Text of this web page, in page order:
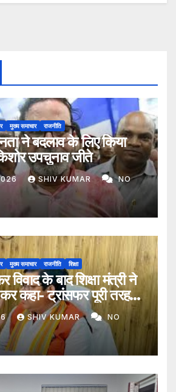
मुख्य समाचार राजनीति
ने बदलाव के लिए किया
उपचुनाव जीते
SHIV KUMAR NO
मुख्य समाचार राजनीति शिक्षा
विवाद के बाद शिक्षा मंत्री ने
कहा- ट्रांसफर पूरी तरह
SHIV KUMAR NO